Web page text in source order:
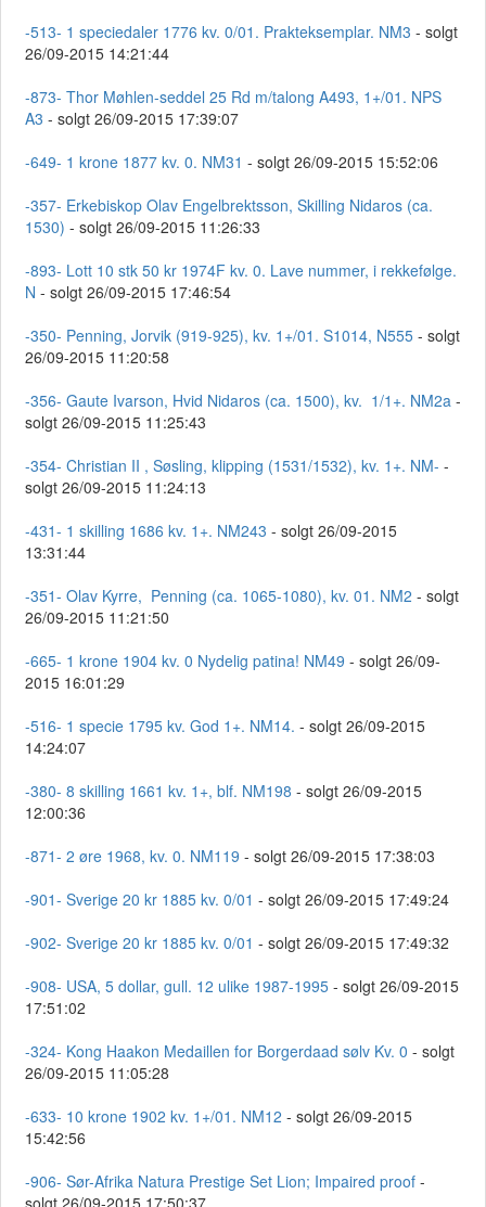
-513- 1 speciedaler 1776 kv. 0/01. Prakteksemplar. NM3 - solgt
26/09-2015 14:21:44
-873- Thor Møhlen-seddel 25 Rd m/talong A493, 1+/01. NPS
A3 - solgt 26/09-2015 17:39:07
-649- 1 krone 1877 kv. 0. NM31 - solgt 26/09-2015 15:52:06
-357- Erkebiskop Olav Engelbrektsson, Skilling Nidaros (ca.
1530) - solgt 26/09-2015 11:26:33
-893- Lott 10 stk 50 kr 1974F kv. 0. Lave nummer, i rekkefølge.
N - solgt 26/09-2015 17:46:54
-350- Penning, Jorvik (919-925), kv. 1+/01. S1014, N555 - solgt
26/09-2015 11:20:58
-356- Gaute Ivarson, Hvid Nidaros (ca. 1500), kv. 1/1+. NM2a -
solgt 26/09-2015 11:25:43
-354- Christian II , Søsling, klipping (1531/1532), kv. 1+. NM- -
solgt 26/09-2015 11:24:13
-431- 1 skilling 1686 kv. 1+. NM243 - solgt 26/09-2015
13:31:44
-351- Olav Kyrre, Penning (ca. 1065-1080), kv. 01. NM2 - solgt
26/09-2015 11:21:50
-665- 1 krone 1904 kv. 0 Nydelig patina! NM49 - solgt 26/09-
2015 16:01:29
-516- 1 specie 1795 kv. God 1+. NM14. - solgt 26/09-2015
14:24:07
-380- 8 skilling 1661 kv. 1+, blf. NM198 - solgt 26/09-2015
12:00:36
-871- 2 øre 1968, kv. 0. NM119 - solgt 26/09-2015 17:38:03
-901- Sverige 20 kr 1885 kv. 0/01 - solgt 26/09-2015 17:49:24
-902- Sverige 20 kr 1885 kv. 0/01 - solgt 26/09-2015 17:49:32
-908- USA, 5 dollar, gull. 12 ulike 1987-1995 - solgt 26/09-2015
17:51:02
-324- Kong Haakon Medaillen for Borgerdaad sølv Kv. 0 - solgt
26/09-2015 11:05:28
-633- 10 krone 1902 kv. 1+/01. NM12 - solgt 26/09-2015
15:42:56
-906- Sør-Afrika Natura Prestige Set Lion; Impaired proof -
solgt 26/09-2015 17:50:37